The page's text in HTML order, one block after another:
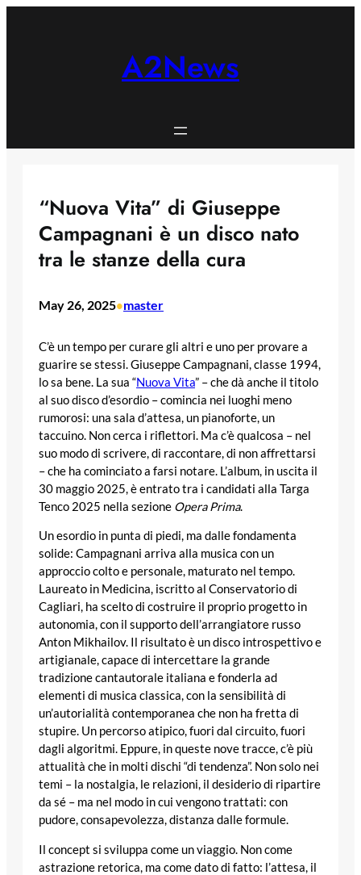
A2News
“Nuova Vita” di Giuseppe
Campagnani è un disco nato
tra le stanze della cura
May 26, 2025•master
C’è un tempo per curare gli altri e uno per provare a
guarire se stessi. Giuseppe Campagnani, classe 1994,
lo sa bene. La sua “Nuova Vita” – che dà anche il titolo
al suo disco d’esordio – comincia nei luoghi meno
rumorosi: una sala d’attesa, un pianoforte, un
taccuino. Non cerca i riflettori. Ma c’è qualcosa – nel
suo modo di scrivere, di raccontare, di non affrettarsi
– che ha cominciato a farsi notare. L’album, in uscita il
30 maggio 2025, è entrato tra i candidati alla Targa
Tenco 2025 nella sezione Opera Prima.
Un esordio in punta di piedi, ma dalle fondamenta
solide: Campagnani arriva alla musica con un
approccio colto e personale, maturato nel tempo.
Laureato in Medicina, iscritto al Conservatorio di
Cagliari, ha scelto di costruire il proprio progetto in
autonomia, con il supporto dell’arrangiatore russo
Anton Mikhailov. Il risultato è un disco introspettivo e
artigianale, capace di intercettare la grande
tradizione cantautorale italiana e fonderla ad
elementi di musica classica, con la sensibilità di
un’autorialità contemporanea che non ha fretta di
stupire. Un percorso atipico, fuori dal circuito, fuori
dagli algoritmi. Eppure, in queste nove tracce, c’è più
attualità che in molti dischi “di tendenza”. Non solo nei
temi – la nostalgia, le relazioni, il desiderio di ripartire
da sé – ma nel modo in cui vengono trattati: con
pudore, consapevolezza, distanza dalle formule.
Il concept si sviluppa come un viaggio. Non come
astrazione retorica, ma come dato di fatto: l’attesa, il